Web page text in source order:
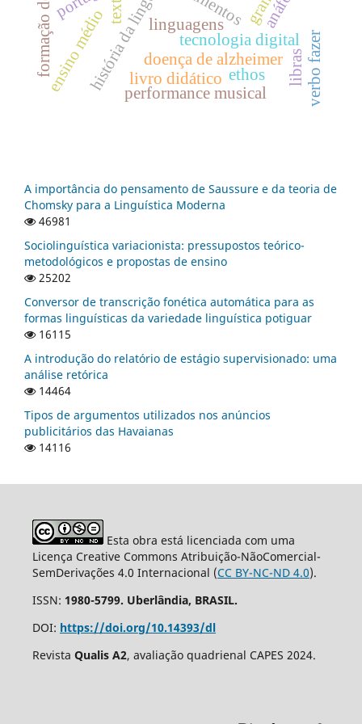
linguagens
tecnologia digital
texto
doença de alzheimer verbo fazer
livro didático
ensino médio performance musical
ethos libras
A importância do pensamento de Saussure e da teoria de
Chomsky para a Linguística Moderna
46981
Sociolinguística variacionista: pressupostos teórico-
metodológicos e propostas de ensino
25202
Conversor de transcrição fonética automática para as
formas linguísticas da variedade linguística potiguar
16115
A introdução do relatório de estágio supervisionado: uma
análise retórica
14464
Tipos de argumentos utilizados nos anúncios
publicitários das Havaianas
14116
Esta obra está licenciada com uma
Licença Creative Commons Atribuição-NãoComercial-
SemDerivações 4.0 Internacional (CC BY-NC-ND 4.0).
ISSN: 1980-5799. Uberlândia, BRASIL.
DOI: https://doi.org/10.14393/dl
Revista Qualis A2, avaliação quadrienal CAPES 2024.